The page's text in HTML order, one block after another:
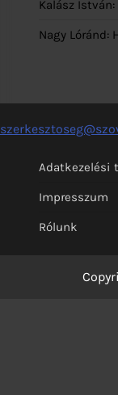
Kalász István:
Nagy Lóránd:
Adatkezelési
Impresszum
Rólunk